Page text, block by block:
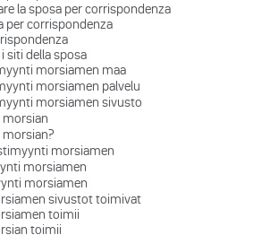
la sposa per corrispondenza
per corrispondenza
siti della sposa
morsiamen maa
morsiamen palvelu
morsiamen sivusto
morsiamen
morsiamen
morsiamen
sivustot toimivat
toimii
toimii